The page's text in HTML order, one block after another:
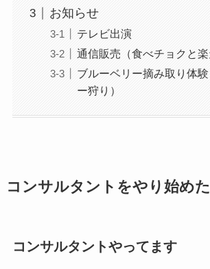
お知らせ
テレビ出演
通信販売（食べチョクと楽
ブルーベリー摘み取り体
ー狩り）
コンサルタントをやり始め
コンサルタントやってます